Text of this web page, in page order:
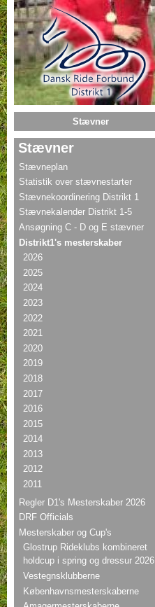
Gå til hovedindhold
Stævner
Stævner
Stævneplan
Statistik over stævnestarter
Stævnekoordinering Distrikt 1
Stævnekalender Distrikt 1-5
Ansøgning C - D og E stævner
Distrikt1's mesterskaber
2026
2025
2024
2023
2022
2021
2020
2019
2018
2017
2016
2015
2014
2013
2012
2011
Regler D1's Mesterskaber 2026
DRF Officials
Mesterskaber og Cup's
Glostrup Rideklubs kombineret
holdcup i spring og dressur 2026
Vestegnsklubberne
Københavnsmesterskaberne